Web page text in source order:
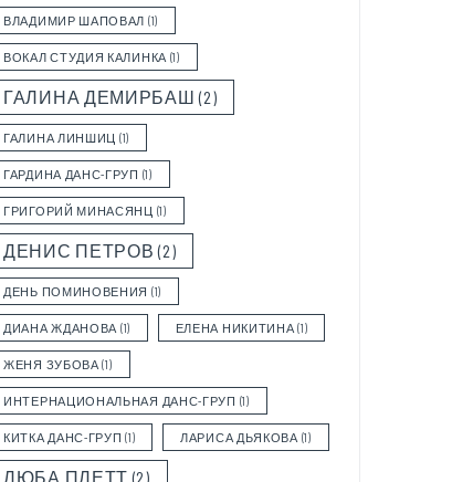
ВЛАДИМИР ШАПОВАЛ (1)
ВОКАЛ СТУДИЯ КАЛИНКА (1)
ГАЛИНА ДЕМИРБАШ (2)
ГАЛИНА ЛИНШИЦ (1)
ГАРДИНА ДАНС-ГРУП (1)
ГРИГОРИЙ МИНАСЯНЦ (1)
ДЕНИС ПЕТРОВ (2)
ДЕНЬ ПОМИНОВЕНИЯ (1)
ДИАНА ЖДАНОВА (1) ЕЛЕНА НИКИТИНА (1)
ЖЕНЯ ЗУБОВА (1)
ИНТЕРНАЦИОНАЛЬНАЯ ДАНС-ГРУП (1)
КИТКА ДАНС-ГРУП (1) ЛАРИСА ДЬЯКОВА (1)
ЛЮБА ПЛЕТТ (2)